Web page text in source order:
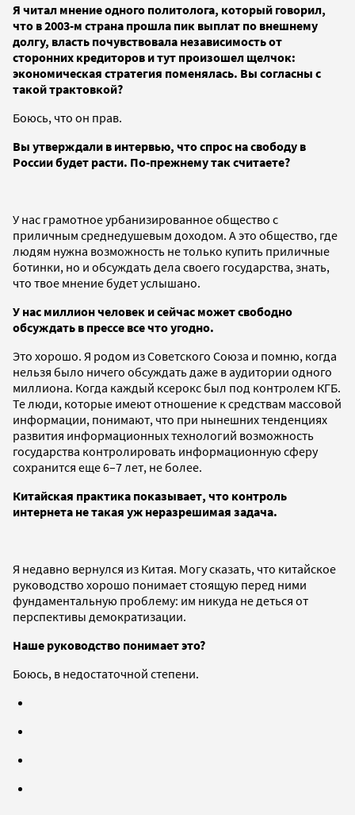
Я читал мнение одного политолога, который говорил,
что в 2003-м страна прошла пик выплат по внешнему
долгу, власть почувствовала независимость от
сторонних кредиторов и тут произошел щелчок:
экономическая стратегия поменялась. Вы согласны с
такой трактовкой?
Боюсь, что он прав.
Вы утверждали в интервью, что спрос на свободу в
России будет расти. По-прежнему так считаете?
У нас грамотное урбанизированное общество с
приличным среднедушевым доходом. А это общество, где
людям нужна возможность не только купить приличные
ботинки, но и обсуждать дела своего государства, знать,
что твое мнение будет услышано.
У нас миллион человек и сейчас может свободно
обсуждать в прессе все что угодно.
Это хорошо. Я родом из Советского Союза и помню, когда
нельзя было ничего обсуждать даже в аудитории одного
миллиона. Когда каждый ксерокс был под контролем КГБ.
Те люди, которые имеют отношение к средствам массовой
информации, понимают, что при нынешних тенденциях
развития информационных технологий возможность
государства контролировать информационную сферу
сохранится еще 6–7 лет, не более.
Китайская практика показывает, что контроль
интернета не такая уж неразрешимая задача.
Я недавно вернулся из Китая. Могу сказать, что китайское
руководство хорошо понимает стоящую перед ними
фундаментальную проблему: им никуда не деться от
перспективы демократизации.
Наше руководство понимает это?
Боюсь, в недостаточной степени.